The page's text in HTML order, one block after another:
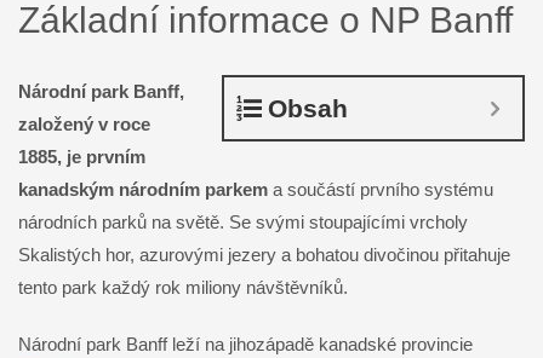
Základní informace o NP Banff
Obsah
Národní park Banff,
založený v roce
1885, je prvním
kanadským národním parkem a součástí prvního systému
národních parků na světě. Se svými stoupajícími vrcholy
Skalistých hor, azurovými jezery a bohatou divočinou přitahuje
tento park každý rok miliony návštěvníků.
Národní park Banff leží na jihozápadě kanadské provincie